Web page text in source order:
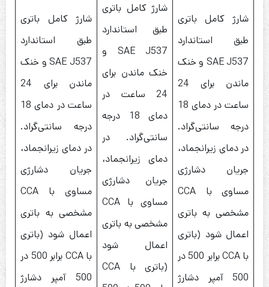
شارژ کامل باتری
طبق استاندارد
SAE J537 و خنک
ماندن برای 24
ساعت در دمای 18
درجه سانتی‌گراد.
در دمای زیرانجماد،
جریان دشارژی
مساوی با CCA
مشخصی به باتری
اعمال شود (باتری
با CCA برابر 500 در
500 آمپر دشارژ
شارژ کامل باتری
طبق استاندارد
SAE J537 و
خنک ماندن برای
24 ساعت در
دمای 18 درجه
سانتی‌گراد. در
دمای زیرانجماد،
جریان دشارژی
مساوی با CCA
مشخصی به باتری
اعمال شود
(باتری با CCA
شارژ کامل باتری
طبق استاندارد
SAE J537 و خنک
ماندن برای 24
ساعت در دمای 18
درجه سانتی‌گراد.
در دمای زیرانجماد،
جریان دشارژی
مساوی با CCA
مشخصی به باتری
اعمال شود (باتری
با CCA برابر 500 در
500 آمپر دشارژ